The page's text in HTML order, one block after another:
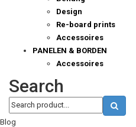
Design
Re-board prints
Accessoires
PANELEN & BORDEN
Accessoires
Search
Blog